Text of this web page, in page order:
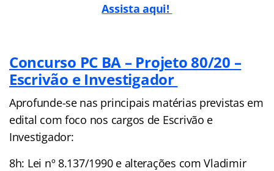
Assista aqui!
Concurso PC BA – Projeto 80/20 –
Escrivão e Investigador
Aprofunde-se nas principais matérias previstas em
edital com foco nos cargos de Escrivão e
Investigador:
8h: Lei nº 8.137/1990 e alterações com Vladimir